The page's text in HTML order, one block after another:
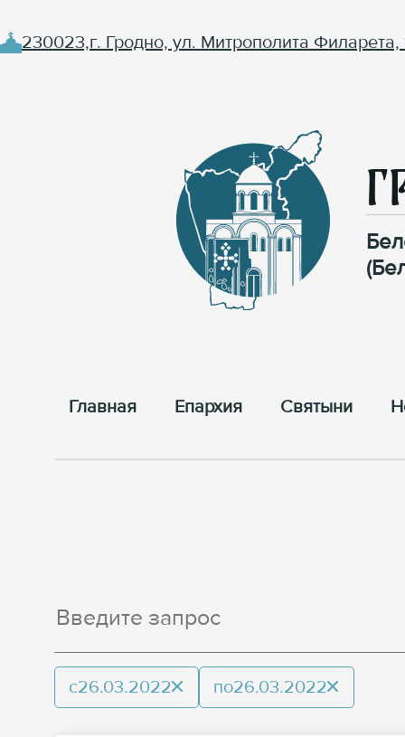
230023,г. Гродно, ул. Митрополита Филарета,
Главная Епархия Cвятыни
с26.03.2022 по26.03.2022